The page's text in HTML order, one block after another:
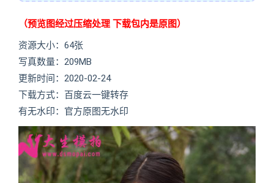
（预览图经过压缩处理 下载包内是原图）
资源大小：64张
写真数量：209MB
更新时间：2020-02-24
下载方式：百度云一键转存
有无水印：官方原图无水印